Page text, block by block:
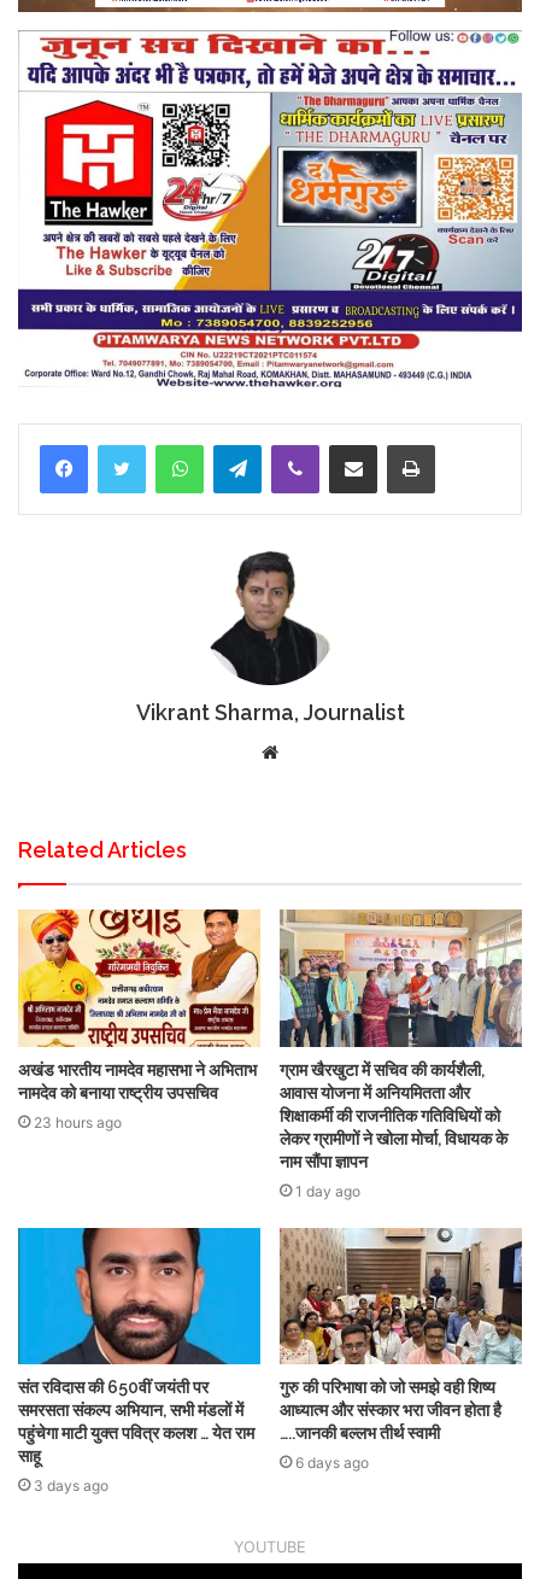
FacebookTwitterWhatsAppTelegramViber Share via Email Print
Vikrant Sharma, Journalist
Website
Related Articles
अखंड भारतीय नामदेव महासभा ने अभिताभ
नामदेव को बनाया राष्ट्रीय उपसचिव
23 hours ago
ग्राम खैरखुटा में सचिव की कार्यशैली,
आवास योजना में अनियमितता और
शिक्षाकर्मी की राजनीतिक गतिविधियों को
लेकर ग्रामीणों ने खोला मोर्चा, विधायक के
नाम सौंपा ज्ञापन
1 day ago
संत रविदास की 650वीं जयंती पर
समरसता संकल्प अभियान, सभी मंडलों में
पहुंचेगा माटी युक्त पवित्र कलश … येत राम
साहू
3 days ago
गुरु की परिभाषा को जो समझे वही शिष्य
आध्यात्म और संस्कार भरा जीवन होता है
…..जानकी बल्लभ तीर्थ स्वामी
6 days ago
YOUTUBE